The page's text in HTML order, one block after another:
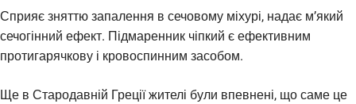
Сприяє зняттю запалення в сечовому міхурі, надає м’який
сечогінний ефект. Підмаренник чіпкий є ефективним
протигарячкову і кровоспинним засобом.
Ще в Стародавній Греції жителі були впевнені, що саме це